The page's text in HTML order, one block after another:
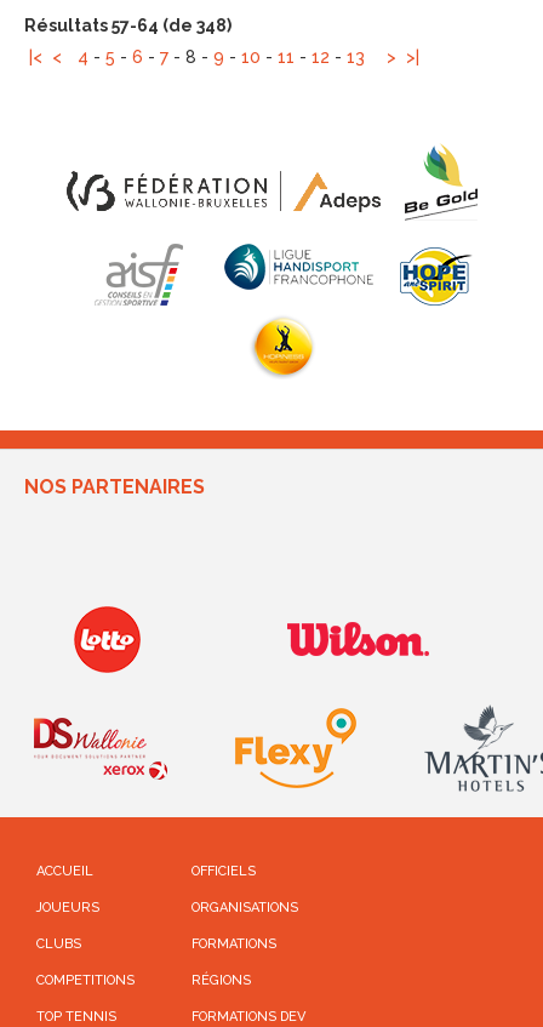
Résultats 57-64 (de 348)
|<
< 4 - 5 - 6 - 7 - 8 - 9 - 10 - 11 - 12 - 13 > >|
NOS PARTENAIRES
ACCUEIL
JOUEURS
CLUBS
COMPETITIONS
TOP TENNIS
OFFICIELS
ORGANISATIONS
FORMATIONS
RÉGIONS
FORMATIONS DEV